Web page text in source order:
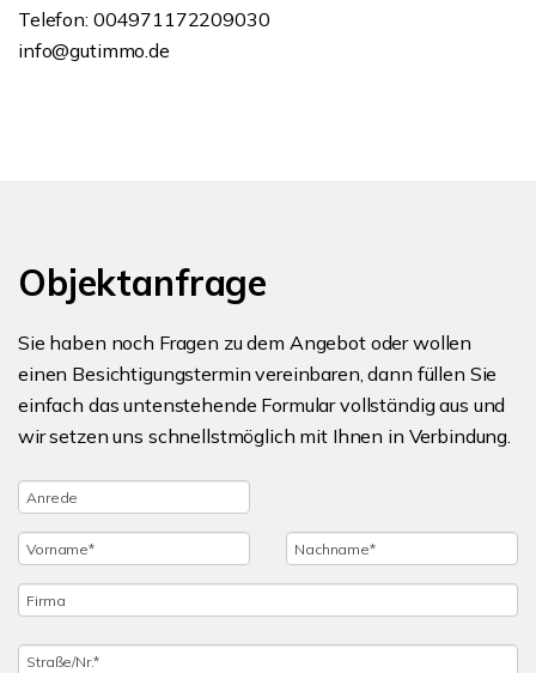
Telefon: 004971172209030
info@gutimmo.de
Objektanfrage
Sie haben noch Fragen zu dem Angebot oder wollen
einen Besichtigungstermin vereinbaren, dann füllen Sie
einfach das untenstehende Formular vollständig aus und
wir setzen uns schnellstmöglich mit Ihnen in Verbindung.